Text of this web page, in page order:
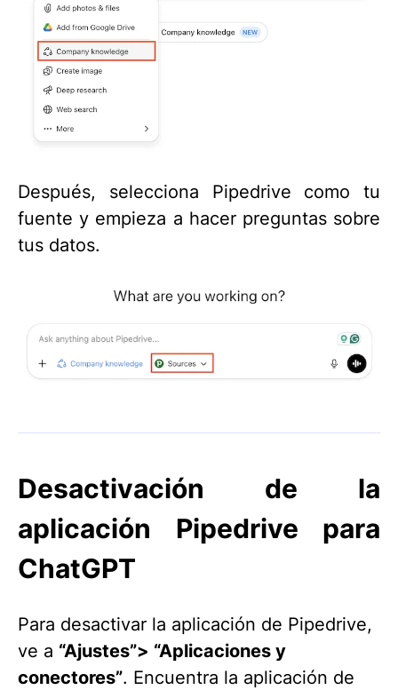
Después, selecciona Pipedrive como tu
fuente y empieza a hacer preguntas sobre
tus datos.
Desactivación de la
aplicación Pipedrive para
ChatGPT
Para desactivar la aplicación de Pipedrive,
ve a “Ajustes”> “Aplicaciones y
conectores”. Encuentra la aplicación de